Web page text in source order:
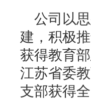
公司以
建，积极
获得教育
江苏省委
支部获得